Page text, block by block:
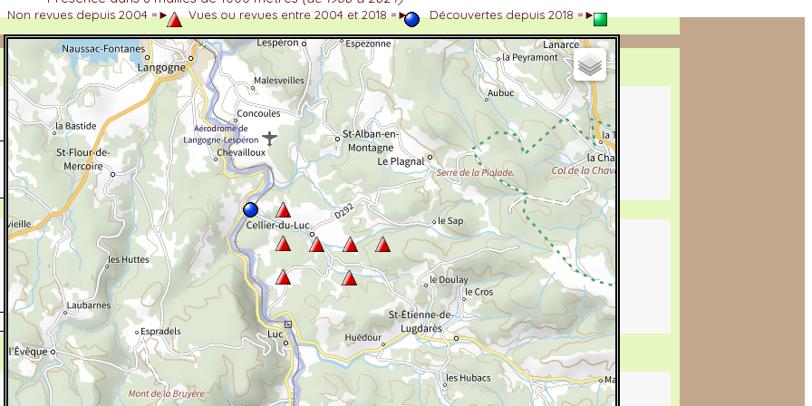
cotations UICN)
Non revues depuis 2004 =► Vues ou revues entre 2004 et 2018 =► Découvertes depuis 2018 =►